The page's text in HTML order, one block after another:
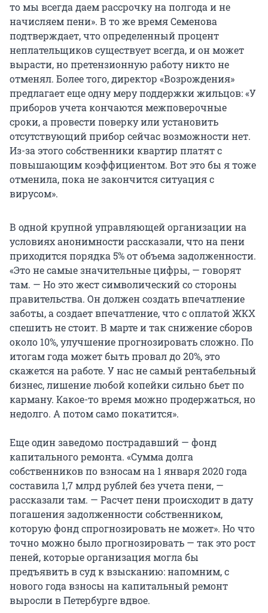
то мы всегда даем рассрочку на полгода и не
начисляем пени». В то же время Семенова
подтверждает, что определенный процент
неплательщиков существует всегда, и он может
вырасти, но претензионную работу никто не
отменял. Более того, директор «Возрождения»
предлагает еще одну меру поддержки жильцов: «У
приборов учета кончаются межповерочные
сроки, а провести поверку или установить
отсутствующий прибор сейчас возможности нет.
Из-за этого собственники квартир платят с
повышающим коэффициентом. Вот это бы я тоже
отменила, пока не закончится ситуация с
вирусом».
В одной крупной управляющей организации на
условиях анонимности рассказали, что на пени
приходится порядка 5% от объема задолженности.
«Это не самые значительные цифры, — говорят
там. — Но это жест символический со стороны
правительства. Он должен создать впечатление
заботы, а создает впечатление, что с оплатой ЖКХ
спешить не стоит. В марте и так снижение сборов
около 10%, улучшение прогнозировать сложно. По
итогам года может быть провал до 20%, это
скажется на работе. У нас не самый рентабельный
бизнес, лишение любой копейки сильно бьет по
карману. Какое-то время можно продержаться, но
недолго. А потом само покатится».
Еще один заведомо пострадавший — фонд
капитального ремонта. «Сумма долга
собственников по взносам на 1 января 2020 года
составила 1,7 млрд рублей без учета пени, —
рассказали там. — Расчет пени происходит в дату
погашения задолженности собственником,
которую фонд спрогнозировать не может». Но что
точно можно было прогнозировать — так это рост
пеней, которые организация могла бы
предъявить в суд к взысканию: напомним, с
нового года взносы на капитальный ремонт
выросли в Петербурге вдвое.